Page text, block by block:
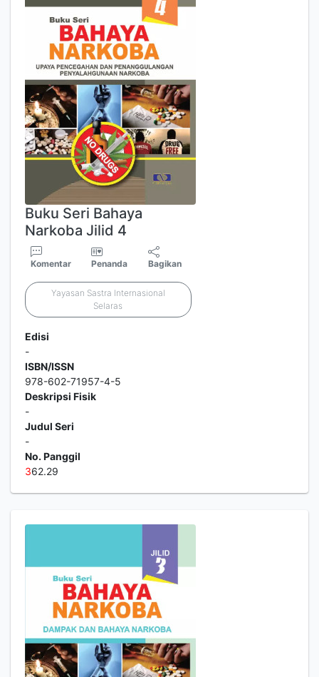
Buku Seri Bahaya
Narkoba Jilid 4
Komentar Penanda Bagikan
Yayasan Sastra Internasional
Selaras
Edisi
-
ISBN/ISSN
978-602-71957-4-5
Deskripsi Fisik
-
Judul Seri
-
No. Panggil
362.29